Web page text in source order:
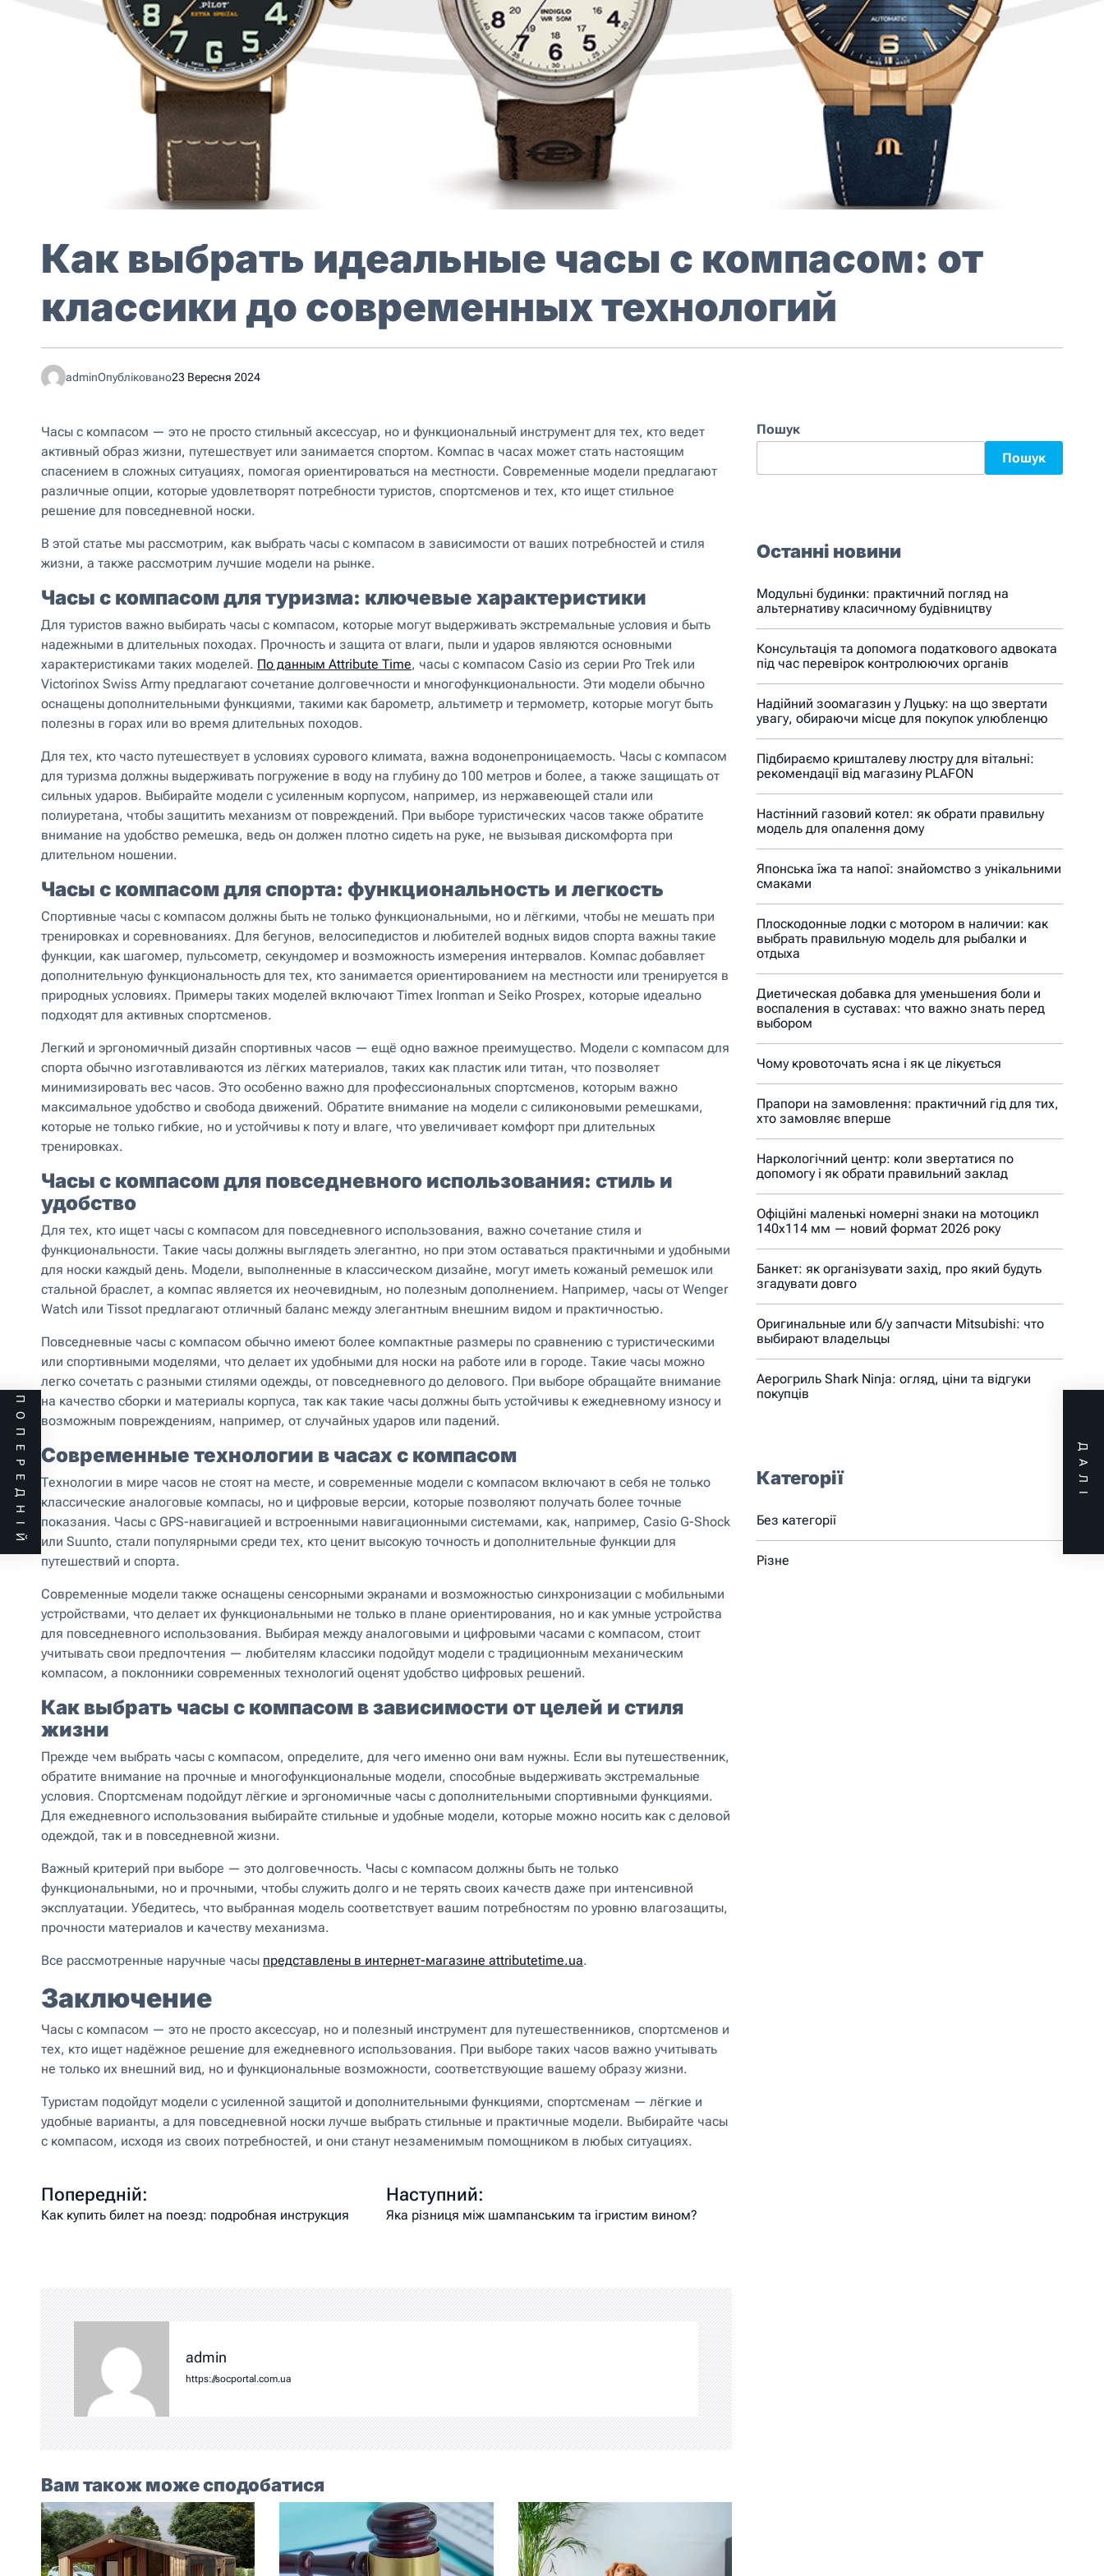
Как выбрать идеальные часы с компасом: от
классики до современных технологий
adminОпубліковано23 Вересня 2024
Часы с компасом — это не просто стильный аксессуар, но и функциональный инструмент для тех, кто ведет
активный образ жизни, путешествует или занимается спортом. Компас в часах может стать настоящим
спасением в сложных ситуациях, помогая ориентироваться на местности. Современные модели предлагают
различные опции, которые удовлетворят потребности туристов, спортсменов и тех, кто ищет стильное
решение для повседневной носки.
В этой статье мы рассмотрим, как выбрать часы с компасом в зависимости от ваших потребностей и стиля
жизни, а также рассмотрим лучшие модели на рынке.
Часы с компасом для туризма: ключевые характеристики
Для туристов важно выбирать часы с компасом, которые могут выдерживать экстремальные условия и быть
надежными в длительных походах. Прочность и защита от влаги, пыли и ударов являются основными
характеристиками таких моделей. По данным Attribute Time, часы с компасом Casio из серии Pro Trek или
Victorinox Swiss Army предлагают сочетание долговечности и многофункциональности. Эти модели обычно
оснащены дополнительными функциями, такими как барометр, альтиметр и термометр, которые могут быть
полезны в горах или во время длительных походов.
Для тех, кто часто путешествует в условиях сурового климата, важна водонепроницаемость. Часы с компасом
для туризма должны выдерживать погружение в воду на глубину до 100 метров и более, а также защищать от
сильных ударов. Выбирайте модели с усиленным корпусом, например, из нержавеющей стали или
полиуретана, чтобы защитить механизм от повреждений. При выборе туристических часов также обратите
внимание на удобство ремешка, ведь он должен плотно сидеть на руке, не вызывая дискомфорта при
длительном ношении.
Часы с компасом для спорта: функциональность и легкость
Спортивные часы с компасом должны быть не только функциональными, но и лёгкими, чтобы не мешать при
тренировках и соревнованиях. Для бегунов, велосипедистов и любителей водных видов спорта важны такие
функции, как шагомер, пульсометр, секундомер и возможность измерения интервалов. Компас добавляет
дополнительную функциональность для тех, кто занимается ориентированием на местности или тренируется в
природных условиях. Примеры таких моделей включают Timex Ironman и Seiko Prospex, которые идеально
подходят для активных спортсменов.
Легкий и эргономичный дизайн спортивных часов — ещё одно важное преимущество. Модели с компасом для
спорта обычно изготавливаются из лёгких материалов, таких как пластик или титан, что позволяет
минимизировать вес часов. Это особенно важно для профессиональных спортсменов, которым важно
максимальное удобство и свобода движений. Обратите внимание на модели с силиконовыми ремешками,
которые не только гибкие, но и устойчивы к поту и влаге, что увеличивает комфорт при длительных
тренировках.
Часы с компасом для повседневного использования: стиль и
удобство
Для тех, кто ищет часы с компасом для повседневного использования, важно сочетание стиля и
функциональности. Такие часы должны выглядеть элегантно, но при этом оставаться практичными и удобными
для носки каждый день. Модели, выполненные в классическом дизайне, могут иметь кожаный ремешок или
стальной браслет, а компас является их неочевидным, но полезным дополнением. Например, часы от Wenger
Watch или Tissot предлагают отличный баланс между элегантным внешним видом и практичностью.
Повседневные часы с компасом обычно имеют более компактные размеры по сравнению с туристическими
или спортивными моделями, что делает их удобными для носки на работе или в городе. Такие часы можно
легко сочетать с разными стилями одежды, от повседневного до делового. При выборе обращайте внимание
на качество сборки и материалы корпуса, так как такие часы должны быть устойчивы к ежедневному износу и
возможным повреждениям, например, от случайных ударов или падений.
Современные технологии в часах с компасом
Технологии в мире часов не стоят на месте, и современные модели с компасом включают в себя не только
классические аналоговые компасы, но и цифровые версии, которые позволяют получать более точные
показания. Часы с GPS-навигацией и встроенными навигационными системами, как, например, Casio G-Shock
или Suunto, стали популярными среди тех, кто ценит высокую точность и дополнительные функции для
путешествий и спорта.
Современные модели также оснащены сенсорными экранами и возможностью синхронизации с мобильными
устройствами, что делает их функциональными не только в плане ориентирования, но и как умные устройства
для повседневного использования. Выбирая между аналоговыми и цифровыми часами с компасом, стоит
учитывать свои предпочтения — любителям классики подойдут модели с традиционным механическим
компасом, а поклонники современных технологий оценят удобство цифровых решений.
Как выбрать часы с компасом в зависимости от целей и стиля
жизни
Прежде чем выбрать часы с компасом, определите, для чего именно они вам нужны. Если вы путешественник,
обратите внимание на прочные и многофункциональные модели, способные выдерживать экстремальные
условия. Спортсменам подойдут лёгкие и эргономичные часы с дополнительными спортивными функциями.
Для ежедневного использования выбирайте стильные и удобные модели, которые можно носить как с деловой
одеждой, так и в повседневной жизни.
Важный критерий при выборе — это долговечность. Часы с компасом должны быть не только
функциональными, но и прочными, чтобы служить долго и не терять своих качеств даже при интенсивной
эксплуатации. Убедитесь, что выбранная модель соответствует вашим потребностям по уровню влагозащиты,
прочности материалов и качеству механизма.
Все рассмотренные наручные часы представлены в интернет-магазине attributetime.ua.
Заключение
Часы с компасом — это не просто аксессуар, но и полезный инструмент для путешественников, спортсменов и
тех, кто ищет надёжное решение для ежедневного использования. При выборе таких часов важно учитывать
не только их внешний вид, но и функциональные возможности, соответствующие вашему образу жизни.
Туристам подойдут модели с усиленной защитой и дополнительными функциями, спортсменам — лёгкие и
удобные варианты, а для повседневной носки лучше выбрать стильные и практичные модели. Выбирайте часы
с компасом, исходя из своих потребностей, и они станут незаменимым помощником в любых ситуациях.
Попередній:
Как купить билет на поезд: подробная инструкция
Наступний:
Яка різниця між шампанським та ігристим вином?
admin
https://socportal.com.ua
Вам також може сподобатися
Пошук
Пошук
Останні новини
Модульні будинки: практичний погляд на
альтернативу класичному будівництву
Консультація та допомога податкового адвоката
під час перевірок контролюючих органів
Надійний зоомагазин у Луцьку: на що звертати
увагу, обираючи місце для покупок улюбленцю
Підбираємо кришталеву люстру для вітальні:
рекомендації від магазину PLAFON
Настінний газовий котел: як обрати правильну
модель для опалення дому
Японська їжа та напої: знайомство з унікальними
смаками
Плоскодонные лодки с мотором в наличии: как
выбрать правильную модель для рыбалки и
отдыха
Диетическая добавка для уменьшения боли и
воспаления в суставах: что важно знать перед
выбором
Чому кровоточать ясна і як це лікується
Прапори на замовлення: практичний гід для тих,
хто замовляє вперше
Наркологічний центр: коли звертатися по
допомогу і як обрати правильний заклад
Офіційні маленькі номерні знаки на мотоцикл
140х114 мм — новий формат 2026 року
Банкет: як організувати захід, про який будуть
згадувати довго
Оригинальные или б/у запчасти Mitsubishi: что
выбирают владельцы
Аерогриль Shark Ninja: огляд, ціни та відгуки
покупців
Категорії
Без категорії
Різне
ПОПЕРЕДНІЙ ДАЛІ